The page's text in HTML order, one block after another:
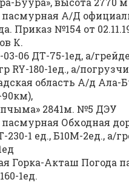
А/Д
Приказ №154 от
К.
06 ДТ-75-1ед, а/
RY-180-1ед., а/
область А/д Ала-
2841м. №5 ДЭУ
Обходная
230-1 ед., Б10М-2ед., а/
Горка-Акташ Погода
1ед.